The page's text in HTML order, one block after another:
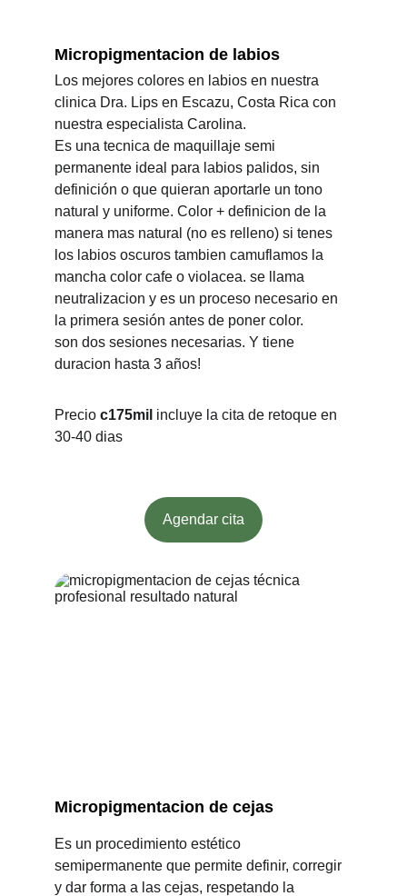
Micropigmentacion de labios
Los mejores colores en labios en nuestra
clinica Dra. Lips en Escazu, Costa Rica con
nuestra especialista Carolina.
Es una tecnica de maquillaje semi
permanente ideal para labios palidos, sin
definición o que quieran aportarle un tono
natural y uniforme. Color + definicion de la
manera mas natural (no es relleno) si tenes
los labios oscuros tambien camuflamos la
mancha color cafe o violacea. se llama
neutralizacion y es un proceso necesario en
la primera sesión antes de poner color.
son dos sesiones necesarias. Y tiene
duracion hasta 3 años!
Precio c175mil incluye la cita de retoque en
30-40 dias
Micropigmentacion de cejas
Es un procedimiento estético
semipermanente que permite definir, corregir
y dar forma a las cejas, respetando la
Agendar cita